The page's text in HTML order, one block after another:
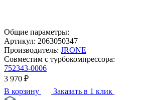
Общие параметры:
Артикул: 2063050347
Производитель: JRONE
Совместим с турбокомпрессора:
752343-0006
3 970 ₽
В корзину
Заказать в 1 клик